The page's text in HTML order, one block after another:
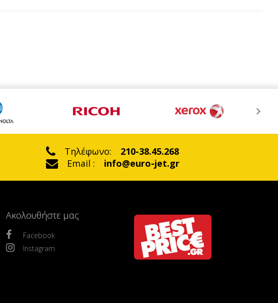
Τηλέφωνο:
210-38.45.268
Email :
info@euro-jet.gr
Ακολουθήστε μας
Facebook
Instagram